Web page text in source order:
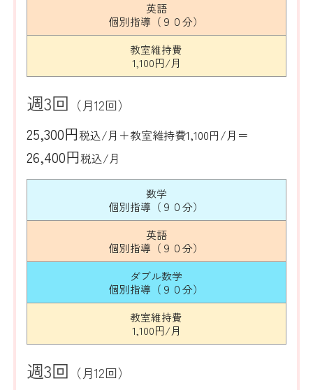
英語
個別指導（９０分）
教室維持費
1,100円/月
週3回 （月12回）
25,300円税込/月＋教室維持費1,100円/月＝
26,400円税込/月
数学
個別指導（９０分）
英語
個別指導（９０分）
ダブル数学
個別指導（９０分）
教室維持費
1,100円/月
週3回 （月12回）